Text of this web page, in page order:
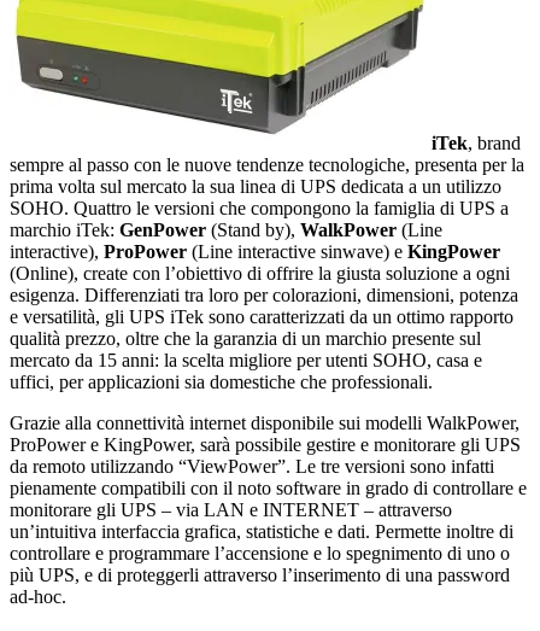
iTek, brand
sempre al passo con le nuove tendenze tecnologiche, presenta per la
prima volta sul mercato la sua linea di UPS dedicata a un utilizzo
SOHO. Quattro le versioni che compongono la famiglia di UPS a
marchio iTek: GenPower (Stand by), WalkPower (Line
interactive), ProPower (Line interactive sinwave) e KingPower
(Online), create con l’obiettivo di offrire la giusta soluzione a ogni
esigenza. Differenziati tra loro per colorazioni, dimensioni, potenza
e versatilità, gli UPS iTek sono caratterizzati da un ottimo rapporto
qualità prezzo, oltre che la garanzia di un marchio presente sul
mercato da 15 anni: la scelta migliore per utenti SOHO, casa e
uffici, per applicazioni sia domestiche che professionali.
Grazie alla connettività internet disponibile sui modelli WalkPower,
ProPower e KingPower, sarà possibile gestire e monitorare gli UPS
da remoto utilizzando “ViewPower”. Le tre versioni sono infatti
pienamente compatibili con il noto software in grado di controllare e
monitorare gli UPS – via LAN e INTERNET – attraverso
un’intuitiva interfaccia grafica, statistiche e dati. Permette inoltre di
controllare e programmare l’accensione e lo spegnimento di uno o
più UPS, e di proteggerli attraverso l’inserimento di una password
ad-hoc.